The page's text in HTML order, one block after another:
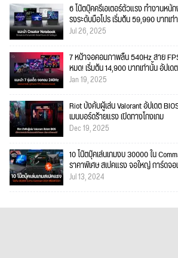
6 โน๊ตบุ๊คครีเอเตอร์ตัวแรง ทำงานห
รงระดับมือโปร เริ่มต้น 59,990 บาทเท่
Jul 26, 2025
7 หน้าจอคอมภาพลื่น 540Hz สาย
หมด! เริ่มต้น 14,900 บาทเท่านั้น อัปเ
Jan 19, 2025
Riot บังคับผู้เล่น Valorant อัปเดต
เมนบอร์ดร้ายแรง เปิดทางโกงเกม
Dec 19, 2025
10 โน๊ตบุ๊คเล่นเกมงบ 30000 ใน
ราคาพิเศษ สเปคแรง จอใหญ่ การ์ดจ
Jul 13, 2024